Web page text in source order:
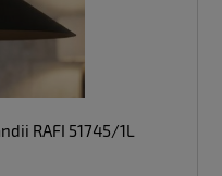
RAFI 51745/1L